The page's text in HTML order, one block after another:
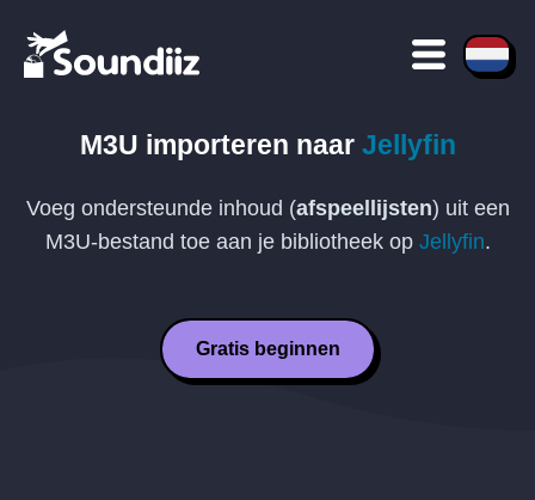
M3U importeren naar Jellyfin
Voeg ondersteunde inhoud (afspeellijsten) uit een
M3U-bestand toe aan je bibliotheek op Jellyfin.
Gratis beginnen